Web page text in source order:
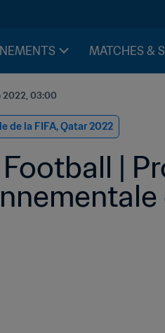
MATCHES &
2022, 03:00
de la FIFA, Qatar 2022
|